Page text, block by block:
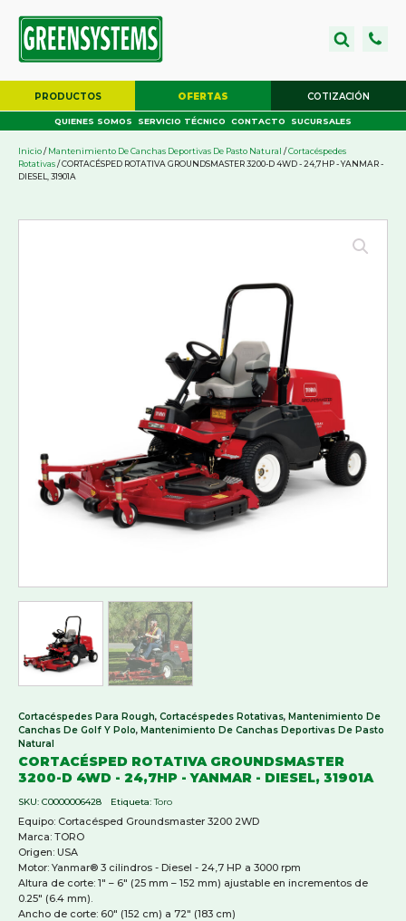
PRODUCTOS OFERTAS COTIZACIÓN
QUIENES SOMOS SERVICIO TÉCNICO CONTACTO SUCURSALES
Inicio/Mantenimiento De Canchas Deportivas De Pasto Natural /Cortacéspedes
Rotativas/ CORTACÉSPED ROTATIVA GROUNDSMASTER 3200-D 4WD - 24,7HP - YANMAR -
DIESEL, 31901A
Cortacéspedes Para Rough, Cortacéspedes Rotativas, Mantenimiento De
Canchas De Golf Y Polo, Mantenimiento De Canchas Deportivas De Pasto
Natural
CORTACÉSPED ROTATIVA GROUNDSMASTER
3200-D 4WD - 24,7HP - YANMAR - DIESEL, 31901A
SKU: C0000006428 Etiqueta:Toro
Equipo: Cortacésped Groundsmaster 3200 2WD
Marca: TORO
Origen: USA
Motor: Yanmar® 3 cilindros - Diesel - 24,7 HP a 3000 rpm
Altura de corte: 1" – 6" (25 mm – 152 mm) ajustable en incrementos de
0.25" (6.4 mm).
Ancho de corte: 60" (152 cm) a 72" (183 cm)